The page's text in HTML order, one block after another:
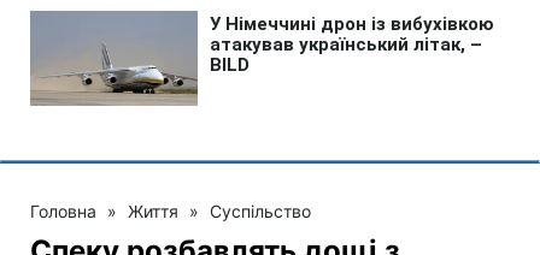
Головна » Життя » Суспільство